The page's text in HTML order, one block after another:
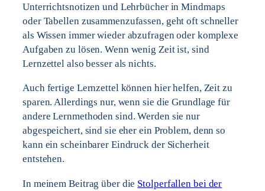
Unterrichtsnotizen und Lehrbücher in Mindmaps
oder Tabellen zusammenzufassen, geht oft schneller
als Wissen immer wieder abzufragen oder komplexe
Aufgaben zu lösen. Wenn wenig Zeit ist, sind
Lernzettel also besser als nichts.
Auch fertige Lernzettel können hier helfen, Zeit zu
sparen. Allerdings nur, wenn sie die Grundlage für
andere Lernmethoden sind. Werden sie nur
abgespeichert, sind sie eher ein Problem, denn so
kann ein scheinbarer Eindruck der Sicherheit
entstehen.
In meinem Beitrag über die Stolperfallen bei der